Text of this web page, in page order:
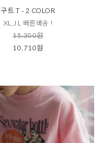
구트 T - 2 COLOR
XL,JL 빠른배송 !
15,300원
10,710원